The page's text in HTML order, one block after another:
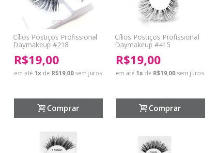
Cílios Postiços Profissional
Daymakeup #218
R$19,00
em até1x de R$19,00 sem juros
Comprar
Cílios Postiços Profissional
Daymakeup #415
R$19,00
em até1x de R$19,00 sem juros
Comprar